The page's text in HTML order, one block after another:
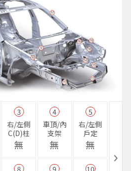
3
右/左側
C(D)柱
無
4
車頂/內
支架
無
5
右/左側
戶定
無
8
9
10